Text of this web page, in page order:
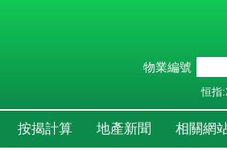
物業編號
恒指:
按揭計算 地產新聞 相關網